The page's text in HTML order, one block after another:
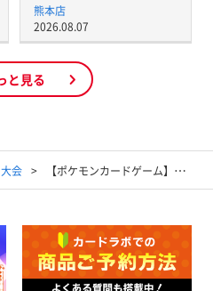
熊本店
2026.08.07
と見る
大会 【ポケモンカードゲーム】ジムバトル